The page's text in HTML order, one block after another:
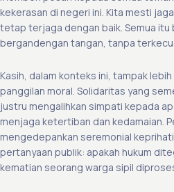
kekerasan di negeri ini. Kita mesti
tetap terjaga dengan baik. Semua itu
bergandengan tangan, tanpa
Kasih, dalam konteks ini, tampak
panggilan moral. Solidaritas yang
justru mengalihkan simpati kepada
menjaga ketertiban dan kedamaian.
mengedepankan seremonial
pertanyaan publik: apakah hukum
kematian seorang warga sipil